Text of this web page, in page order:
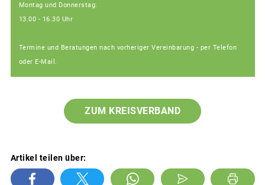
Montag und Donnerstag:
13.00 - 16.30 Uhr
Termine und Beratungen nach vorheriger Vereinbarung - per Telefon
oder E-Mail.
ZUM KREISVERBAND
Artikel teilen über: